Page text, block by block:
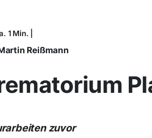
1 Min. |
Reißmann
zuvor